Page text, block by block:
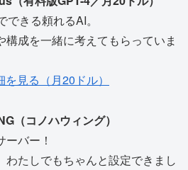
きる頼れるAI。
成を一緒に考えてもらっていま
見る（月20ドル）
（コノハウィング）
バー！
わたしでもちゃんと設定できまし